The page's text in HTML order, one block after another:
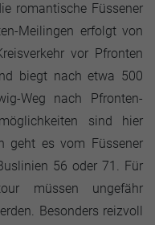
romantische Füssener
Meilingen erfolgt von
vor Pfronten
biegt nach etwa 500
Weg nach Pfronten-
sind hier
geht es vom Füssener
56 oder 71. Für
müssen ungefähr
Besonders reizvoll